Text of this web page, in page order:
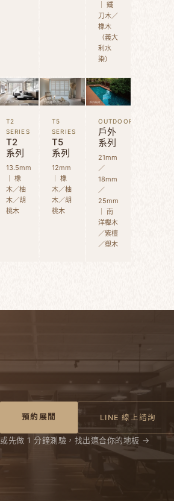
｜ 鐵
刀木／
橡木
（義大
利水
染）
T2
SERIES
T2
系列
13.5mm
｜ 橡
木／柚
木／胡
桃木
T5
SERIES
T5
系列
12mm
｜ 橡
木／柚
木／胡
桃木
OUTDOOR
戶外
系列
21mm
／
18mm
／
25mm
｜ 南
洋櫸木
／紫檀
／塑木
預約展間 LINE 線上諮詢
或先做 1 分鐘測驗，找出適合你的地板 →